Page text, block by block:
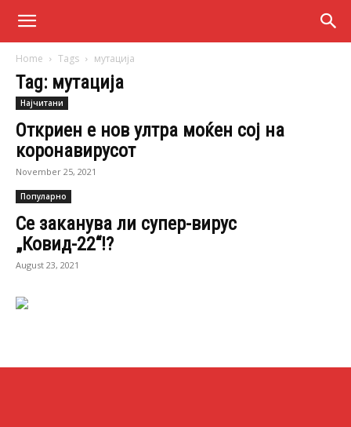
Home Tags мутација
Tag: мутација
Најчитани
Откриен е нов ултра моќен сој на
коронавирусот
November 25, 2021
Популарно
Се заканува ли супер-вирус
„Ковид-22“!?
August 23, 2021